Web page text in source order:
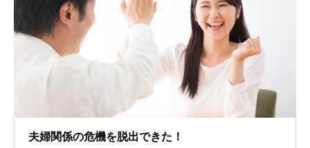
夫婦関係の危機を脱出できた！